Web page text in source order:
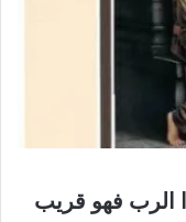
الرب فهو قريب